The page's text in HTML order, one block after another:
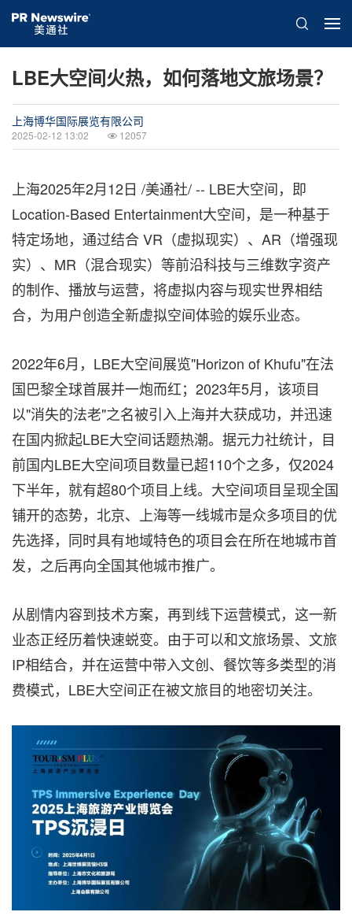
LBE大空间火热，如何落地文旅场景？
上海博华国际展览有限公司
2025-02-12 13:02 12057
上海2025年2月12日 /美通社/ -- LBE大空间，即
Location-Based Entertainment大空间，是一种基于
特定场地，通过结合 VR（虚拟现实）、AR（增强现
实）、MR（混合现实）等前沿科技与三维数字资产
的制作、播放与运营，将虚拟内容与现实世界相结
合，为用户创造全新虚拟空间体验的娱乐业态。
2022年6月，LBE大空间展览"Horizon of Khufu"在法
国巴黎全球首展并一炮而红；2023年5月，该项目
以"消失的法老"之名被引入上海并大获成功，并迅速
在国内掀起LBE大空间话题热潮。据元力社统计，目
前国内LBE大空间项目数量已超110个之多，仅2024
下半年，就有超80个项目上线。大空间项目呈现全国
铺开的态势，北京、上海等一线城市是众多项目的优
先选择，同时具有地域特色的项目会在所在地城市首
发，之后再向全国其他城市推广。
从剧情内容到技术方案，再到线下运营模式，这一新
业态正经历着快速蜕变。由于可以和文旅场景、文旅
IP相结合，并在运营中带入文创、餐饮等多类型的消
费模式，LBE大空间正在被文旅目的地密切关注。